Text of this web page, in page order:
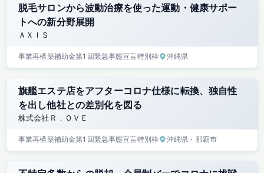
脱毛サロンから波動治療を使った運動・健康サポー
トへの新分野展開
ＡＸＩＳ
事業再構築補助金第1回緊急事態宣言特別枠 沖縄県
旗艦エステ店をアフターコロナ仕様に転換、独自性
を出し他社との差別化を図る
株式会社Ｒ．ＯＶＥ
事業再構築補助金第1回緊急事態宣言特別枠 沖縄県 ・那覇市